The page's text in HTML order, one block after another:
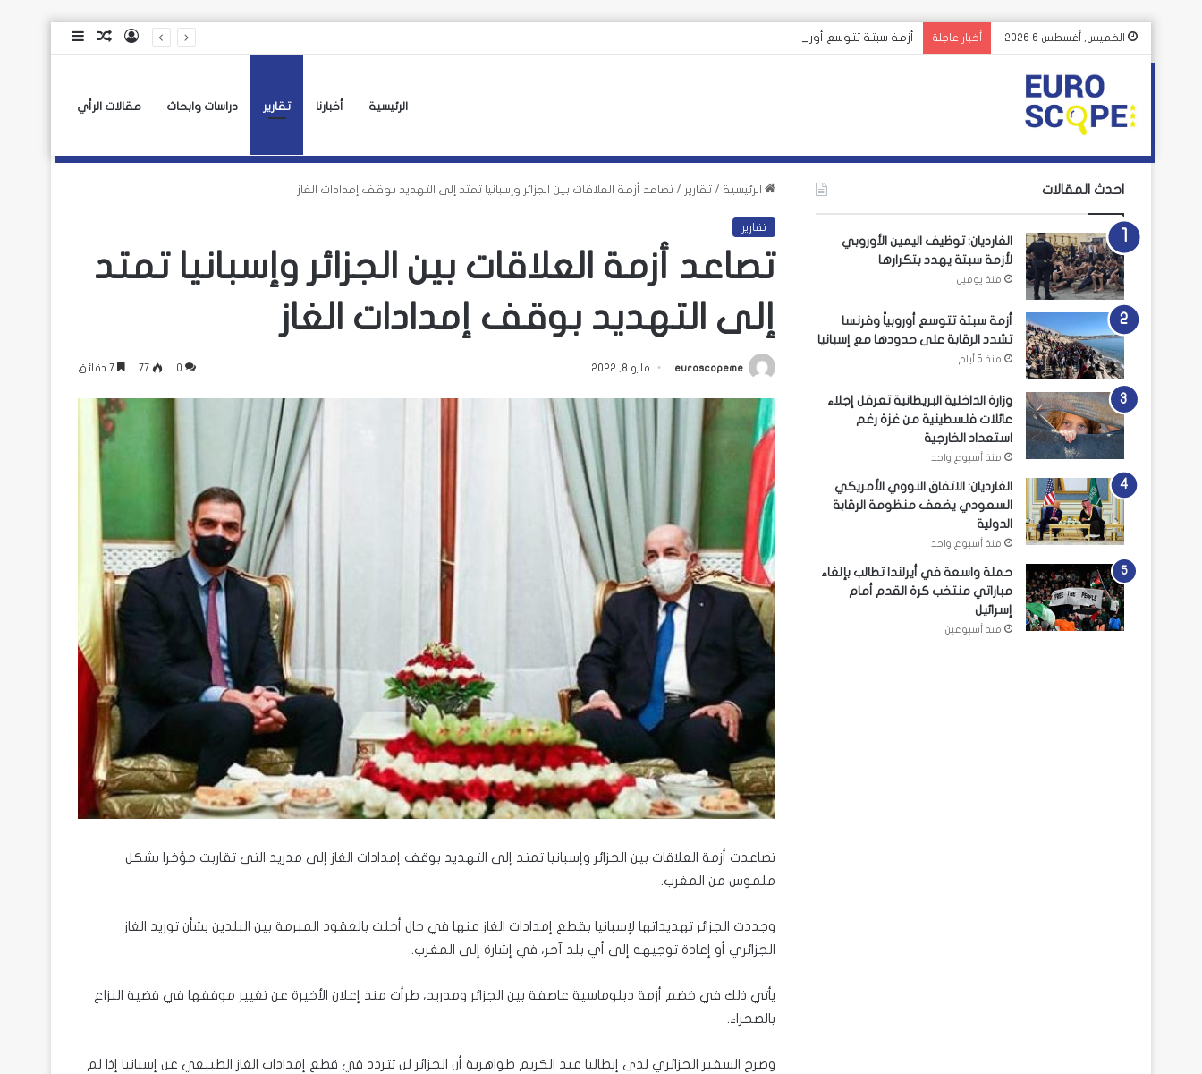
الخميس, أغسطس 6 2026 أخبار عاجلة أزمة سبتة تتوسع أوروبياً وفرنسا تشدد الرقابة على حدودها مع إسبانيا إضافةمقالتسجيل
الرئيسية أخبارنا تقارير دراسات وابحاث مقالات الرأي
الرئيسية / تقارير / تصاعد أزمة العلاقات بين الجزائر وإسبانيا تمتد إلى التهديد بوقف إمدادات الغاز
تقارير
تصاعد أزمة العلاقات بين الجزائر وإسبانيا تمتد
إلى التهديد بوقف إمدادات الغاز
euroscopeme مايو 8, 2022 0
77
تصاعدت أزمة العلاقات بين الجزائر وإسبانيا تمتد إلى التهديد بوقف إمدادات الغاز إلى مدريد التي تقاربت مؤخرا بشكل
ملموس من المغرب.
وجددت الجزائر تهديداتها لإسبانيا بقطع إمدادات الغاز عنها في حال أخلت بالعقود المبرمة بين البلدين بشأن توريد الغاز
الجزائري أو إعادة توجيهه إلى أي بلد آخر، في إشارة إلى المغرب.
يأتي ذلك في خضم أزمة دبلوماسية عاصفة بين الجزائر ومدريد، طرأت منذ إعلان الأخيرة عن تغيير موقفها في قضية النزاع
بالصحراء.
وصرح السفير الجزائري لدى إيطاليا عبد الكريم طواهرية أن الجزائر لن تتردد في قطع إمدادات الغاز الطبيعي عن إسبانيا إذا لم
احدث المقالات
الغارديان: توظيف اليمين الأوروبي
لأزمة سبتة يهدد بتكرارها
منذ يومين
أزمة سبتة تتوسع أوروبياً وفرنسا
تشدد الرقابة على حدودها مع إسبانيا
منذ 5 أيام
وزارة الداخلية البريطانية تعرقل إجلاء
عائلات فلسطينية من غزة رغم
استعداد الخارجية
منذ أسبوع واحد
الغارديان: الاتفاق النووي الأمريكي
السعودي يضعف منظومة الرقابة
الدولية
منذ أسبوع واحد
حملة واسعة في أيرلندا تطالب بإلغاء
مباراتي منتخب كرة القدم أمام
إسرائيل
منذ أسبوعين